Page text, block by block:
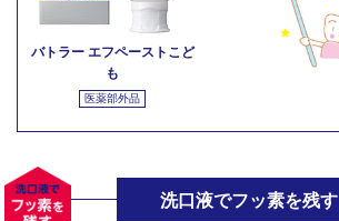
バトラー エフペーストこど
も
医薬部外品
洗口液でフッ素を残す